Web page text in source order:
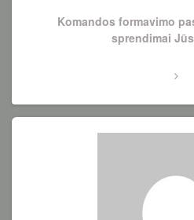
NextKomandos formavimo
sprendimai